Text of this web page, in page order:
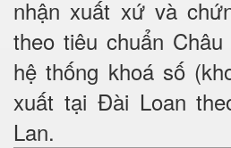
nhận xuất xứ và
theo tiêu chuẩn
hệ thống khoá số
xuất tại Đài Loan
Lan.